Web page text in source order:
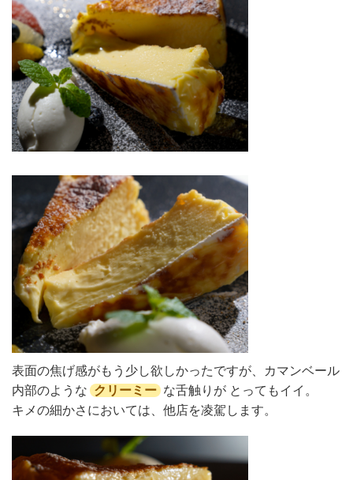
表面の焦げ感がもう少し欲しかったですが、カマンベール
内部のような クリーミー な舌触りが とってもイイ。
キメの細かさにおいては、他店を凌駕します。